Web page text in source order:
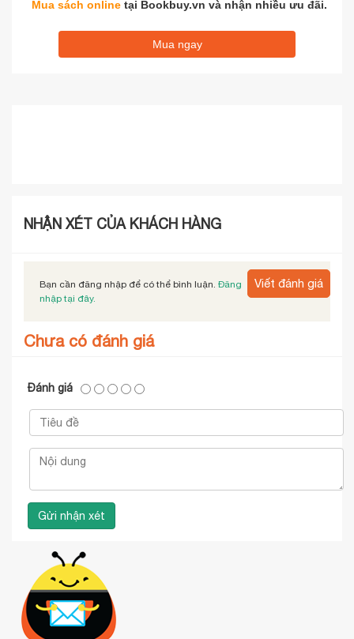
Mua sách online tại Bookbuy.vn và nhận nhiều ưu đãi.
Mua ngay
NHẬN XÉT CỦA KHÁCH HÀNG
Viết đánh giá
Bạn cần đăng nhập để có thể bình luận. Đăng
nhập tại đây.
Chưa có đánh giá
Đánh giá